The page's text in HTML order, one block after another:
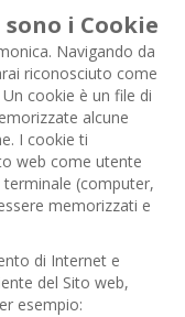
sono i Cookie
Navigando da
riconosciuto come
cookie è un file di
alcune
I cookie ti
web come utente
(computer,
memorizzati e
di Internet e
del Sito web,
esempio: